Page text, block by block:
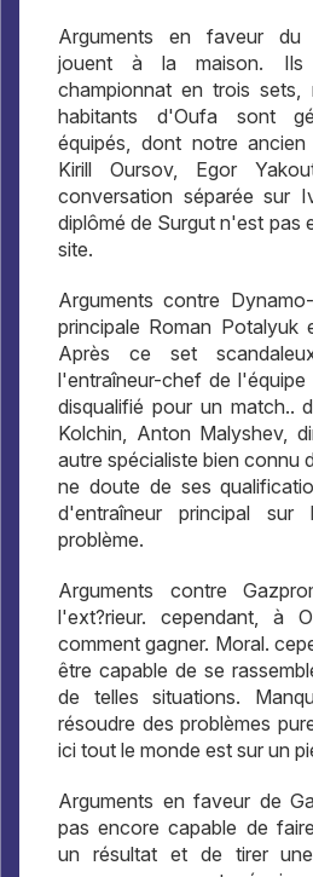
Arguments en faveur du
jouent à la maison. Ils
championnat en trois
habitants d'Oufa sont
équipés, dont notre
Kirill Oursov, Egor
conversation séparée sur
diplômé de Surgut n'est pas
site.
Arguments contre
principale Roman Potalyuk
Après ce set
l'entraîneur-chef de
disqualifié pour un match..
Kolchin, Anton Malyshev,
autre spécialiste bien connu
ne doute de ses
d'entraîneur principal
problème.
Arguments contre
l'ext?rieur. cependant, à
comment gagner. Moral.
être capable de se
de telles situations.
résoudre des problèmes
ici tout le monde est sur un
Arguments en faveur de
pas encore capable de
un résultat et de tirer